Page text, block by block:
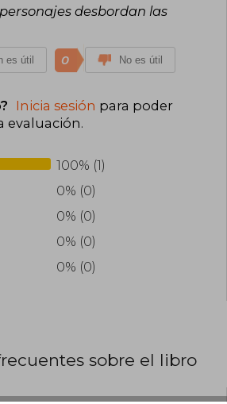
2020), Te espero en el fin del mundo
faro de los amores dormidos (2022) y El
cosas invisibles (2023).
desbordan las
es útil 0 No es útil
Inicia sesión para poder
evaluación.
100% (1)
0% (0)
0% (0)
0% (0)
0% (0)
sobre el libro